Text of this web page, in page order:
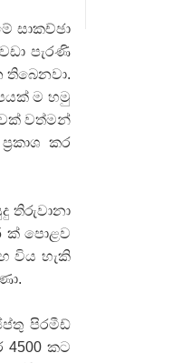
සාකච්ඡා
පැරණි
තිබෙනවා.
ම හමු
වත්මන්
කර
තිරුවානා
ක් පොළව
විය හැකි
පිරමීඩ්
4500 කට